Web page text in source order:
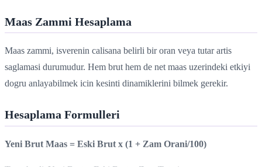
Maas Zammi Hesaplama
Maas zammi, isverenin calisana belirli bir oran veya tutar artis
saglamasi durumudur. Hem brut hem de net maas uzerindeki etkiyi
dogru anlayabilmek icin kesinti dinamiklerini bilmek gerekir.
Hesaplama Formulleri
Yeni Brut Maas = Eski Brut x (1 + Zam Orani/100)